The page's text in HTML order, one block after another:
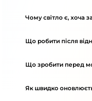
Чому світло є, хоча
Що робити після
Що зробити перед
Як швидко